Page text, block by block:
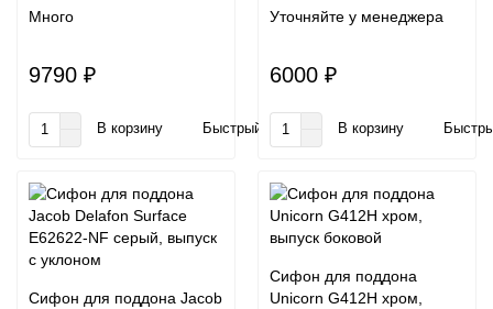
Много
9790 ₽
В корзину Быстрый заказ
Уточняйте у менеджера
6000 ₽
В корзину
Сифон для поддона Jacob
Сифон для поддона
Unicorn G412H хром,